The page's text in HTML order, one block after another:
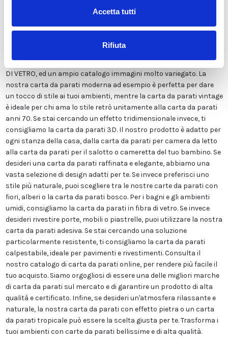
Accetta tutti
Rifiuta
sostanze chimiche pericolose. Inoltre, possiede le certificazioni
di finiture tra cui LISCIA CLASSICA, TELA CANVAS, ADESIVA o FIBRA
DI VETRO, ed un ampio catalogo immagini molto variegato. La
nostra carta da parati moderna ad esempio è perfetta per dare
un tocco di stile ai tuoi ambienti, mentre la carta da parati vintage
è ideale per chi ama lo stile retrò unitamente alla carta da parati
anni 70. Se stai cercando un effetto tridimensionale invece, ti
consigliamo la carta da parati 3D. Il nostro prodotto è adatto per
ogni stanza della casa, dalla carta da parati per camera da letto
alla carta da parati per il salotto o cameretta del tuo bambino. Se
desideri una carta da parati raffinata e elegante, abbiamo una
vasta selezione di design adatti per te. Se invece preferisci uno
stile più naturale, puoi scegliere tra le nostre carte da parati con
fiori, alberi o la carta da parati bosco. Per i bagni e gli ambienti
umidi, consigliamo la carta da parati in fibra di vetro. Se invece
desideri rivestire porte, mobili o piastrelle, puoi utilizzare la nostra
carta da parati adesiva. Se stai cercando una soluzione
particolarmente resistente, ti consigliamo la carta da parati
calpestabile, ideale per pavimenti e rivestimenti. Consulta il
nostro catalogo di carta da parati online, per rendere più facile il
tuo acquisto. Siamo orgogliosi di essere una delle migliori marche
di carta da parati sul mercato e di garantire un prodotto di alta
qualità e certificato. Infine, se desideri un'atmosfera rilassante e
naturale, la nostra carta da parati con effetto pietra o un carta
da parati tropicale può essere la scelta giusta per te. Trasforma i
tuoi ambienti con carte da parati bellissime e di alta qualità.